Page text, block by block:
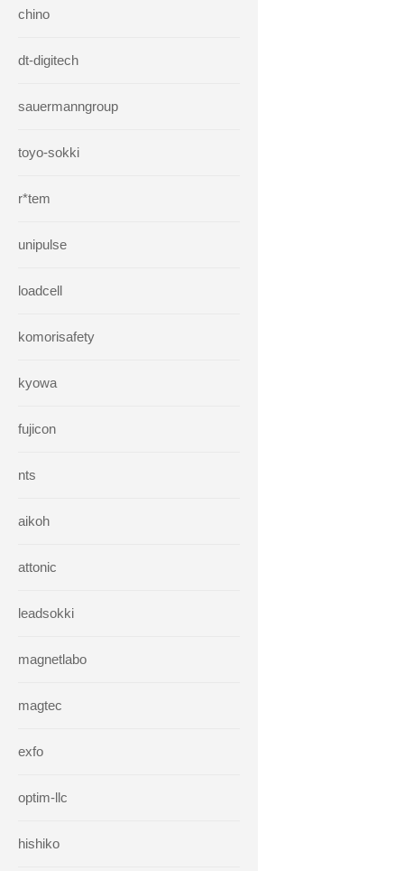
chino
dt-digitech
sauermanngroup
toyo-sokki
r*tem
unipulse
loadcell
komorisafety
kyowa
fujicon
nts
aikoh
attonic
leadsokki
magnetlabo
magtec
exfo
optim-llc
hishiko